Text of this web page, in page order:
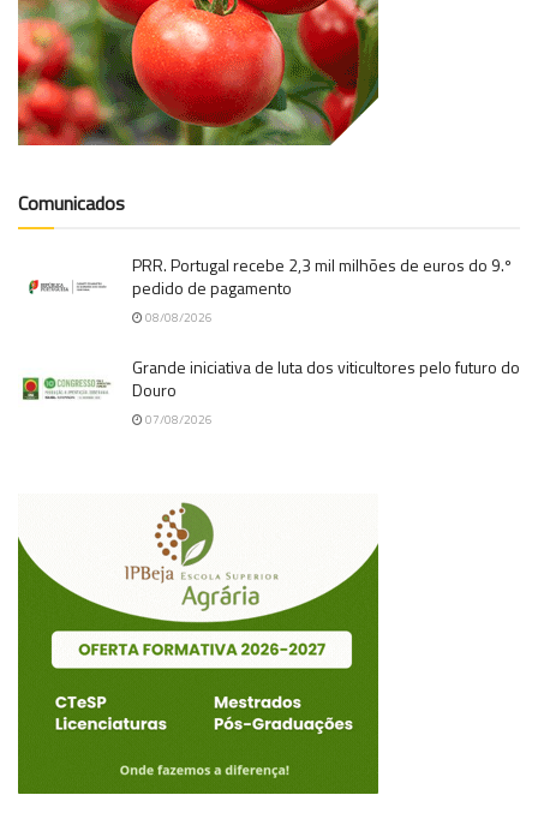
Comunicados
PRR. Portugal recebe 2,3 mil milhões de euros do 9.º
pedido de pagamento
08/08/2026
Grande iniciativa de luta dos viticultores pelo futuro do
Douro
07/08/2026